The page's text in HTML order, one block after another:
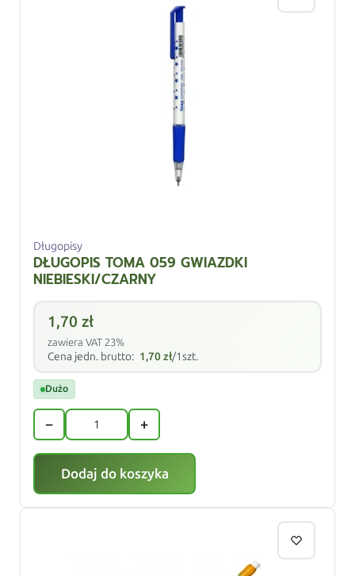
Długopisy
DŁUGOPIS TOMA 059 GWIAZDKI
NIEBIESKI/CZARNY
1,70zł
zawiera VAT 23%
Cena jedn. brutto: 1,70zł/1szt.
Dużo
− +
Dodaj do koszyka